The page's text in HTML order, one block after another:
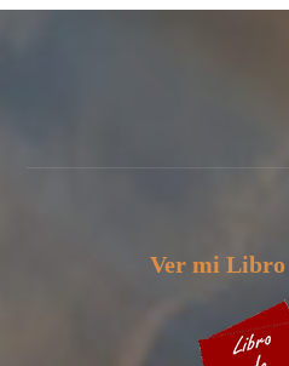
Ver mi Libro